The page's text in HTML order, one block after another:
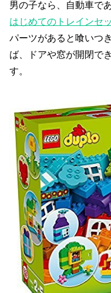
男の子なら、自動車で
はじめてのトレインセ
パーツがあると喰いつ
ば、ドアや窓が開閉で
す。